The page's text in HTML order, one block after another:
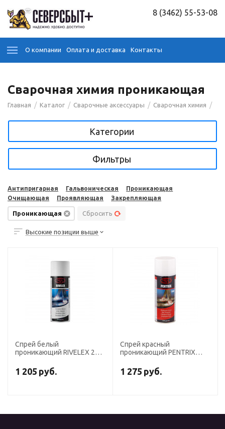
8 (3462) 55-53-08
О компании Оплата и доставка Контакты
Сварочная химия проникающая
Главная / Каталог / Сварочные аксессуары / Сварочная химия /
Категории
Фильтры
Антипригарная Гальвоническая
Проникающая
Очищающая
Проявляющая Закрепляющая
Проникающая Сбросить
Высокие позиции выше
Спрей белый
проникающий RIVELEX 200,
1 205 руб.
Спрей красный
проникающий PENTRIX
1 275 руб.